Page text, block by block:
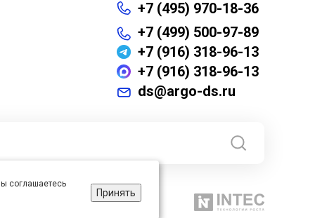
+7 (495) 970-18-36
+7 (499) 500-97-89
+7 (916) 318-96-13
+7 (916) 318-96-13
ds@argo-ds.ru
соглашаетесь
Принять